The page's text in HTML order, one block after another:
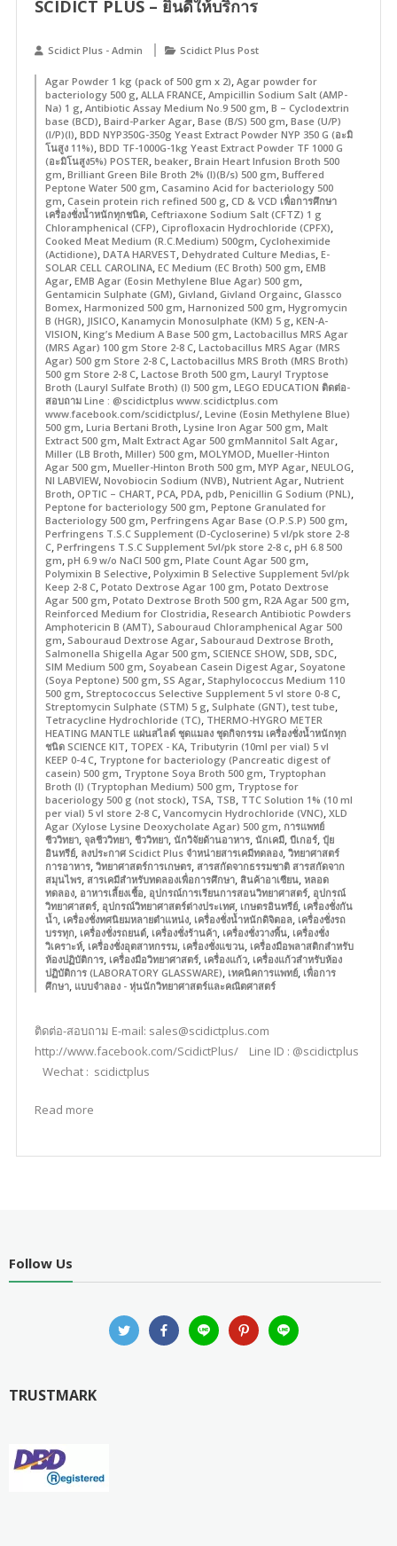
SCIDICT PLUS – ยินดีให้บริการ
Scidict Plus - Admin Scidict Plus Post
Agar Powder 1 kg (pack of 500 gm x 2), Agar powder for
bacteriology 500 g, ALLA FRANCE, Ampicillin Sodium Salt (AMP-
Na) 1 g, Antibiotic Assay Medium No.9 500 gm, B – Cyclodextrin
base (BCD), Baird-Parker Agar, Base (B/S) 500 gm, Base (U/P)
(I/P)(I), BDD NYP350G-350g Yeast Extract Powder NYP 350 G (อะมิ
โนสูง 11%), BDD TF-1000G-1kg Yeast Extract Powder TF 1000 G
(อะมิโนสูง5%) POSTER, beaker, Brain Heart Infusion Broth 500
gm, Brilliant Green Bile Broth 2% (I)(B/s) 500 gm, Buffered
Peptone Water 500 gm, Casamino Acid for bacteriology 500
gm, Casein protein rich refined 500 g, CD & VCD เพื่อการศึกษา
เครื่องชั่งน้ำหนักทุกชนิด, Ceftriaxone Sodium Salt (CFTZ) 1 g
Chloramphenical (CFP), Ciprofloxacin Hydrochloride (CPFX),
Cooked Meat Medium (R.C.Medium) 500gm, Cycloheximide
(Actidione), DATA HARVEST, Dehydrated Culture Medias, E-
SOLAR CELL CAROLINA, EC Medium (EC Broth) 500 gm, EMB
Agar, EMB Agar (Eosin Methylene Blue Agar) 500 gm,
Gentamicin Sulphate (GM), Givland, Givland Orgainc, Glassco
Bomex, Harmonized 500 gm, Harnonized 500 gm, Hygromycin
B (HGR), JISICO, Kanamycin Monosulphate (KM) 5 g, KEN-A-
VISION, King’s Medium A Base 500 gm, Lactobacillus MRS Agar
(MRS Agar) 100 gm Store 2-8 C, Lactobacillus MRS Agar (MRS
Agar) 500 gm Store 2-8 C, Lactobacillus MRS Broth (MRS Broth)
500 gm Store 2-8 C, Lactose Broth 500 gm, Lauryl Tryptose
Broth (Lauryl Sulfate Broth) (I) 500 gm, LEGO EDUCATION ติดต่อ-
สอบถาม Line : @scidictplus www.scidictplus.com
www.facebook.com/scidictplus/, Levine (Eosin Methylene Blue)
500 gm, Luria Bertani Broth, Lysine Iron Agar 500 gm, Malt
Extract 500 gm, Malt Extract Agar 500 gmMannitol Salt Agar,
Miller (LB Broth, Miller) 500 gm, MOLYMOD, Mueller-Hinton
Agar 500 gm, Mueller-Hinton Broth 500 gm, MYP Agar, NEULOG,
NI LABVIEW, Novobiocin Sodium (NVB), Nutrient Agar, Nutrient
Broth, OPTIC – CHART, PCA, PDA, pdb, Penicillin G Sodium (PNL),
Peptone for bacteriology 500 gm, Peptone Granulated for
Bacteriology 500 gm, Perfringens Agar Base (O.P.S.P) 500 gm,
Perfringens T.S.C Supplement (D-Cycloserine) 5 vl/pk store 2-8
C, Perfringens T.S.C Supplement 5vl/pk store 2-8 c, pH 6.8 500
gm, pH 6.9 w/o NaCI 500 gm, Plate Count Agar 500 gm,
Polymixin B Selective, Polyximin B Selective Supplement 5vl/pk
Keep 2-8 C, Potato Dextrose Agar 100 gm, Potato Dextrose
Agar 500 gm, Potato Dextrose Broth 500 gm, R2A Agar 500 gm,
Reinforced Medium for Clostridia, Research Antibiotic Powders
Amphotericin B (AMT), Sabouraud Chloramphenical Agar 500
gm, Sabouraud Dextrose Agar, Sabouraud Dextrose Broth,
Salmonella Shigella Agar 500 gm, SCIENCE SHOW, SDB, SDC,
SIM Medium 500 gm, Soyabean Casein Digest Agar, Soyatone
(Soya Peptone) 500 gm, SS Agar, Staphylococcus Medium 110
500 gm, Streptococcus Selective Supplement 5 vl store 0-8 C,
Streptomycin Sulphate (STM) 5 g, Sulphate (GNT), test tube,
Tetracycline Hydrochloride (TC), THERMO-HYGRO METER
HEATING MANTLE แผ่นสไลด์ ชุดแมลง ชุดกิจกรรม เครื่องชั่งน้ำหนักทุก
ชนิด SCIENCE KIT, TOPEX - KA, Tributyrin (10ml per vial) 5 vl
KEEP 0-4 C, Tryptone for bacteriology (Pancreatic digest of
casein) 500 gm, Tryptone Soya Broth 500 gm, Tryptophan
Broth (I) (Tryptophan Medium) 500 gm, Tryptose for
baceriology 500 g (not stock), TSA, TSB, TTC Solution 1% (10 ml
per vial) 5 vl store 2-8 C, Vancomycin Hydrochloride (VNC), XLD
Agar (Xylose Lysine Deoxycholate Agar) 500 gm, การแพทย์
ชีววิทยา, จุลชีววิทยา, ชีววิทยา, นักวิจัยด้านอาหาร, นักเคมี, บีเกอร์, ปุ๋ย
อินทรีย์, ลงประกาศ Scidict Plus จำหน่ายสารเคมีทดลอง, วิทยาศาสตร์
การอาหาร, วิทยาศาสตร์การเกษตร, สารสกัดจากธรรมชาติ สารสกัดจาก
สมุนไพร, สารเคมีสำหรับทดลองเพื่อการศึกษา, สินค้าอาเซียน, หลอด
ทดลอง, อาหารเลี้ยงเชื้อ, อุปกรณ์การเรียนการสอนวิทยาศาสตร์, อุปกรณ์
วิทยาศาสตร์, อุปกรณ์วิทยาศาสตร์ต่างประเทศ, เกษตรอินทรีย์, เครื่องชั่งกัน
น้ำ, เครื่องชั่งทศนิยมหลายตำแหน่ง, เครื่องชั่งน้ำหนักดิจิตอล, เครื่องชั่งรถ
บรรทุก, เครื่องชั่งรถยนต์, เครื่องชั่งร้านค้า, เครื่องชั่งวางพื้น, เครื่องชั่ง
วิเคราะห์, เครื่องชั่งอุตสาหกรรม, เครื่องชั่งแขวน, เครื่องมือพลาสติกสำหรับ
ห้องปฏิบัติการ, เครื่องมือวิทยาศาสตร์, เครื่องแก้ว, เครื่องแก้วสำหรับห้อง
ปฏิบัติการ (LABORATORY GLASSWARE), เทคนิคการแพทย์, เพื่อการ
ศึกษา, แบบจำลอง - หุ่นนักวิทยาศาสตร์และคณิตศาสตร์
ติดต่อ-สอบถาม E-mail: sales@scidictplus.com
http://www.facebook.com/ScidictPlus/ Line ID : @scidictplus
Wechat : scidictplus
Read more
Follow Us
TRUSTMARK